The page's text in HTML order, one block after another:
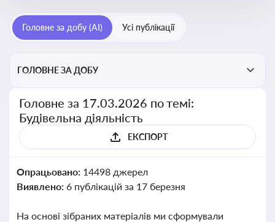
Головне за добу (AI) Усі публікації
ГОЛОВНЕ ЗА ДОБУ
Головне за 17.03.2026 по темі:
Будівельна діяльність
ЕКСПОРТ
Опрацьовано: 14498 джерел
Виявлено: 6 публікацій за 17 березня
На основі зібраних матеріалів ми сформували